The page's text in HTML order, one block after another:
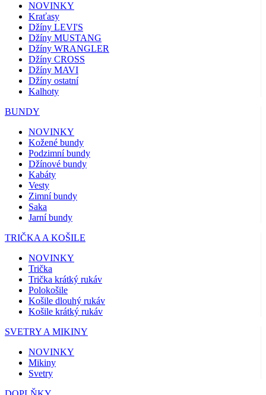
NOVINKY
Kraťasy
Džíny LEVI'S
Džíny MUSTANG
Džíny WRANGLER
Džíny CROSS
Džíny MAVI
Džíny ostatní
Kalhoty
BUNDY
NOVINKY
Kožené bundy
Podzimní bundy
Džínové bundy
Kabáty
Vesty
Zimní bundy
Saka
Jarní bundy
TRIČKA A KOŠILE
NOVINKY
Trička
Trička krátký rukáv
Polokošile
Košile dlouhý rukáv
Košile krátký rukáv
SVETRY A MIKINY
NOVINKY
Mikiny
Svetry